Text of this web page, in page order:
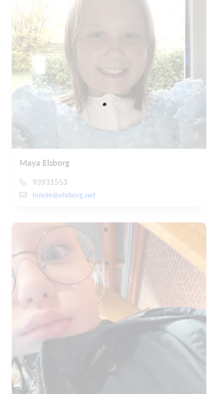
Maya Elsborg
93931553
lonnie@elsborg.net